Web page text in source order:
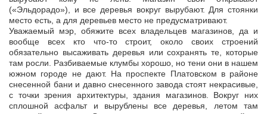
(«Эльдорадо»), и все деревья вокруг вырубают. Для стоянки
место есть, а для деревьев место не предусматривают.
Уважаемый мэр, обяжите всех владельцев магазинов, да и
вообще всех кто что-то строит, около своих строений
обязательно высаживать деревья или сохранять те, которые
там росли. Разбиваемые клумбы хорошо, но тени они в нашем
южном городе не дают. На проспекте Платовском в районе
снесенной бани и давно снесенного завода стоят некрасивые,
с точки зрения архитектуры, здания магазинов. Вокруг них
сплошной асфальт и вырублены все деревья, летом там